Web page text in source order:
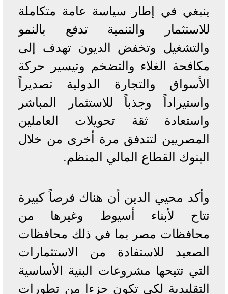
ينبغي في إطار سياسة عامة متكاملة
للاستثمار والتنمية تدفع بالنمو
والتشغيل وتخفض الديون تهدف إلى
مكافحة الغلاء والتضخم وتيسير حركة
الأسواق والتجارة الدولية تصديراً
واستيراداً وجذباً للاستثمار المباشر
واستعادة ثقة تحويلات العاملين
المصريين لتتدفق مرة أخرى من خلال
البنوك القطاع المالي المنظم.
وأكد محيي الدين أن هناك فرصاً كبيرة
تتاح لأبناء أسيوط وغيرها من
محافظات مصر بما في ذلك محافظات
الصعيد للاستفادة من الاستثمارات
التي تتيحها مشروعات البنية الأساسية
التقليدية لكي تكون جزءا من تطورات